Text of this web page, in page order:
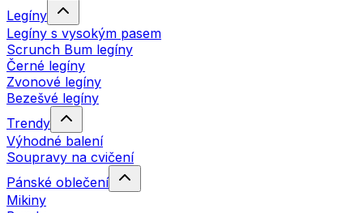
Legíny
Legíny s vysokým pasem
Scrunch Bum legíny
Černé legíny
Zvonové legíny
Bezešvé legíny
Trendy
Výhodné balení
Soupravy na cvičení
Pánské oblečení
Mikiny